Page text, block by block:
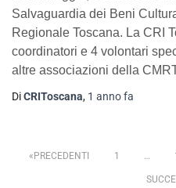
Salvaguardia dei Beni
Regionale Toscana. La CRI
coordinatori e 4 volontari
altre associazioni della
DiCRIToscana, 1 annofa
PRECEDENTI 1 …